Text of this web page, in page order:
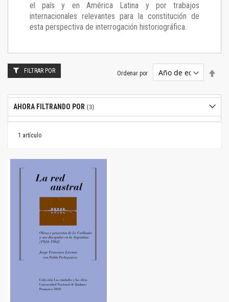
el país y en América Latina y por trabajos
internacionales relevantes para la constitución de
esta perspectiva de interrogación historiográfica.
1 artículo
Ordenar por
FILTRAR POR
AHORA FILTRANDO POR